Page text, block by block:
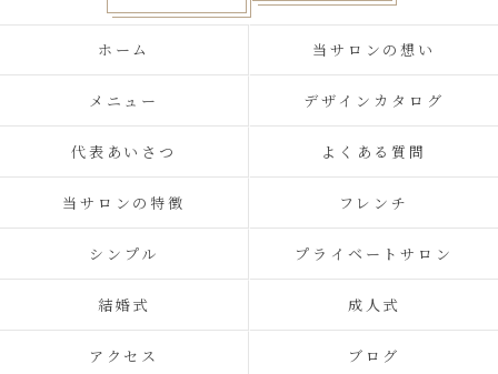
ホーム 当サロンの想い
メニュー デザインカタログ
代表あいさつ よくある質問
当サロンの特徴 フレンチ
シンプル プライベートサロン
結婚式 成人式
アクセス ブログ